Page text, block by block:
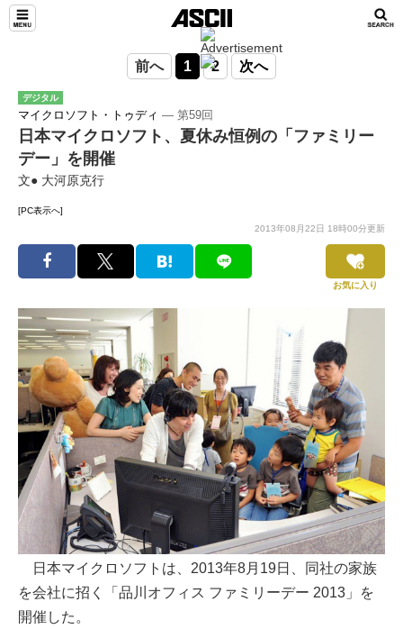
前へ 1 2 次へ
デジタル
マイクロソフト・トゥディ ― 第59回
日本マイクロソフト、夏休み恒例の「ファミリー
デー」を開催
文● 大河原克行
[PC表示へ]
2013年08月22日 18時00分更新
お気に入り
日本マイクロソフトは、2013年8月19日、同社の家族
を会社に招く「品川オフィス ファミリーデー 2013」を
開催した。